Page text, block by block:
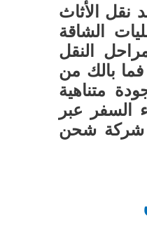
الأثاث
الشاقة
النقل
بالك من
متناهية
السفر عبر
شركة شحن